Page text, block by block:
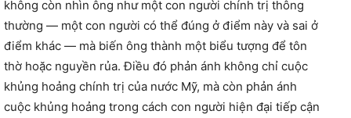
không còn nhìn ông như một con người chính trị thông
thường — một con người có thể đúng ở điểm này và sai ở
điểm khác — mà biến ông thành một biểu tượng để tôn
thờ hoặc nguyền rủa. Điều đó phản ánh không chỉ cuộc
khủng hoảng chính trị của nước Mỹ, mà còn phản ánh
cuộc khủng hoảng trong cách con người hiện đại tiếp cận